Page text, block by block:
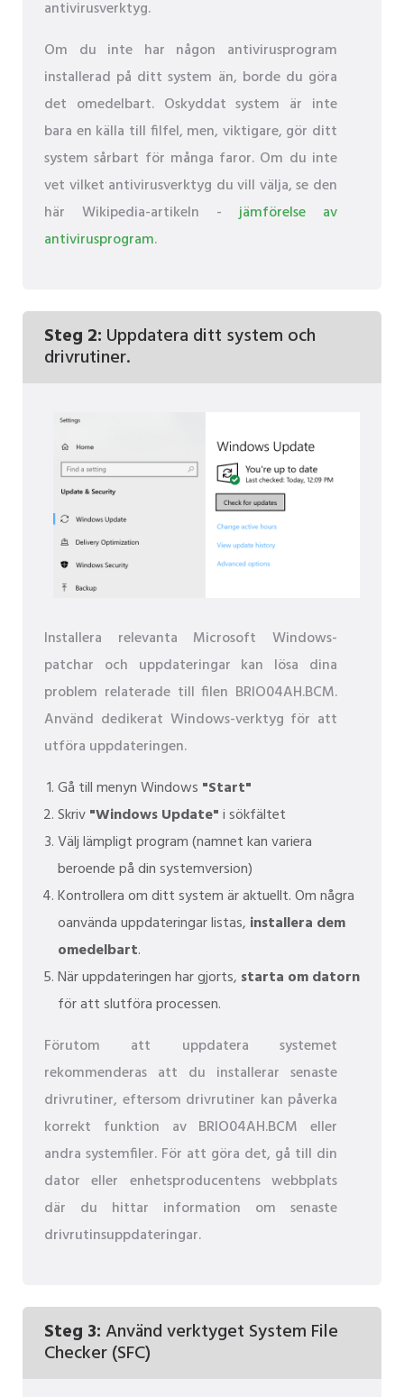
antivirusverktyg.
Om du inte har någon antivirusprogram
installerad på ditt system än, borde du göra
det omedelbart. Oskyddat system är inte
bara en källa till filfel, men, viktigare, gör ditt
system sårbart för många faror. Om du inte
vet vilket antivirusverktyg du vill välja, se den
här Wikipedia-artikeln -jämförelse av
antivirusprogram.
Steg 2: Uppdatera ditt system och
drivrutiner.
Installera relevanta Microsoft Windows-
patchar och uppdateringar kan lösa dina
problem relaterade till filen BRIO04AH.BCM.
Använd dedikerat Windows-verktyg för att
utföra uppdateringen.
Gå till menyn Windows "Start"
Skriv"Windows Update"i sökfältet
Välj lämpligt program (namnet kan variera
beroende på din systemversion)
Kontrollera om ditt system är aktuellt. Om några
oanvända uppdateringar listas, installera dem
omedelbart.
När uppdateringen har gjorts, starta om datorn
för att slutföra processen.
Förutom att uppdatera systemet
rekommenderas att du installerar senaste
drivrutiner, eftersom drivrutiner kan påverka
korrekt funktion av BRIO04AH.BCM eller
andra systemfiler. För att göra det, gå till din
dator eller enhetsproducentens webbplats
där du hittar information om senaste
drivrutinsuppdateringar.
Steg 3:Använd verktyget System File
Checker (SFC)